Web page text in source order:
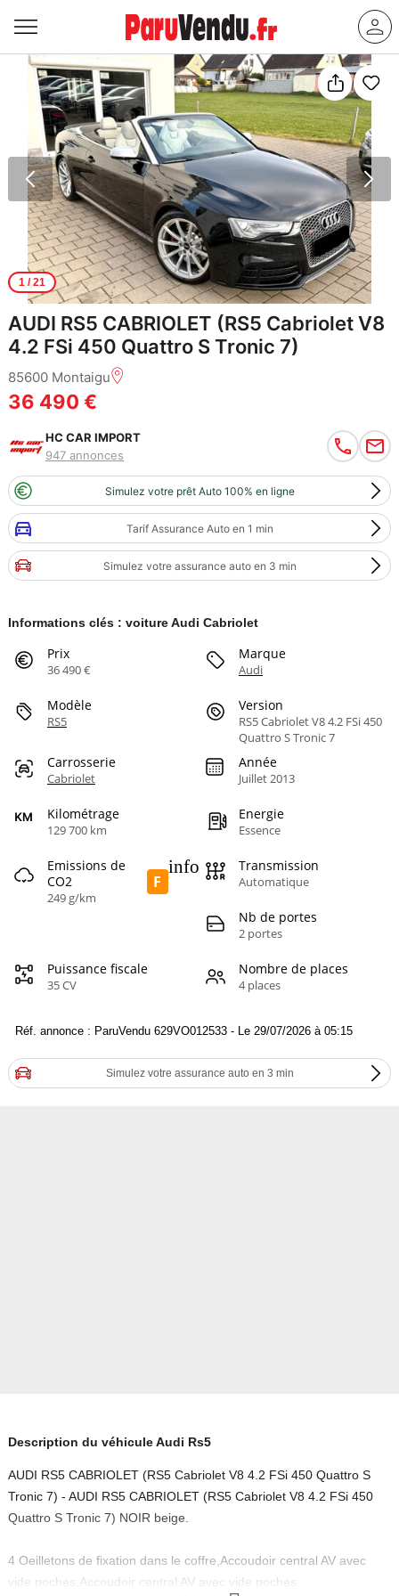
1/ 21
AUDI RS5 CABRIOLET (RS5 Cabriolet V8
4.2 FSi 450 Quattro S Tronic 7)
85600 Montaigu
36 490 €
HC CAR IMPORT
947 annonces
Simulez votre prêt Auto 100% en ligne
Tarif Assurance Auto en 1 min
Simulez votre assurance auto en 3 min
Informations clés : voiture Audi Cabriolet
Prix
36 490 €
Marque
Audi
Modèle
RS5
Version
RS5 Cabriolet V8 4.2 FSi 450
Quattro S Tronic 7
Carrosserie
Cabriolet
Année
Juillet 2013
Kilométrage
129 700 km
Energie
Essence
Emissions de
CO2
249 g/km
F
info Transmission
Automatique
Nb de portes
2 portes
Puissance fiscale
35 CV
Nombre de places
4 places
Réf. annonce : ParuVendu 629VO012533 - Le 29/07/2026 à 05:15
Simulez votre assurance auto en 3 min
Description du véhicule Audi Rs5
AUDI RS5 CABRIOLET (RS5 Cabriolet V8 4.2 FSi 450 Quattro S
Tronic 7) - AUDI RS5 CABRIOLET (RS5 Cabriolet V8 4.2 FSi 450
Quattro S Tronic 7) NOIR beige.
4 Oeilletons de fixation dans le coffre,Accoudoir central AV avec
vide poches,Accoudoir central AV avec vide poches